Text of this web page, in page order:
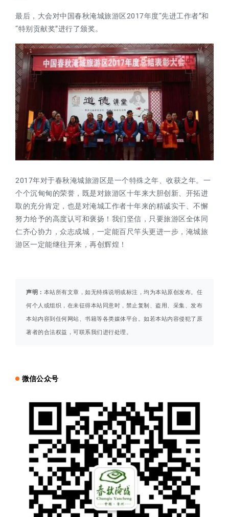
最后，大会对中国春秋淹城旅游区2017年度“先进工作者”和
“特别贡献奖”进行了颁奖。
2017年对于春秋淹城旅游区是一个特殊之年、收获之年。一
个个沉甸甸的荣誉，既是对旅游区十年来大胆创新、开拓进
取的充分肯定，也是对淹城工作者十年来的精诚实干、不懈
努力给予的高度认可和褒扬！我们坚信，只要旅游区全体同
仁齐心协力，众志成城，一定能百尺竿头更进一步，淹城旅
游区一定能继往开来，再创辉煌！
声明： 本站所有文章，如无特殊说明或标注，均为本站原创发布。任
何个人或组织，在未征得本站同意时，禁止复制、盗用、采集、发布
本站内容到任何网站、书籍等各类媒体平台。如若本站内容侵犯了原
著者的合法权益，可联系我们进行处理。
微信公众号